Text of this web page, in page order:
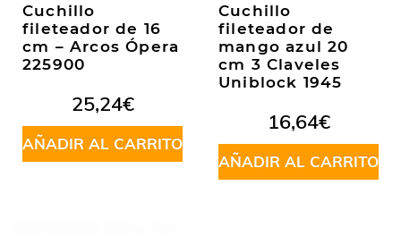
Cuchillo
fileteador de 16
cm – Arcos Ópera
225900
25,24€
AÑADIR AL CARRITO
Cuchillo
fileteador de
mango azul 20
cm 3 Claveles
Uniblock 1945
16,64€
AÑADIR AL CARRITO